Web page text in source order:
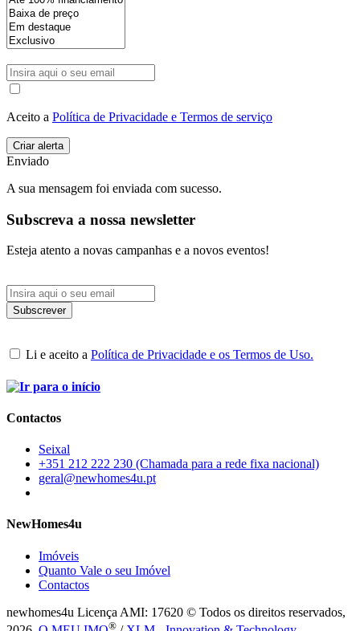
Aceito a Política de Privacidade e Termos de serviço
Enviado
A sua mensagem foi enviada com sucesso.
Subscreva a nossa newsletter
Esteja atento a novas campanhas e a novos eventos!
Li e aceito a Política de Privacidade e os Termos de Uso.
Contactos
Seixal
+351 212 222 230 (Chamada para a rede fixa nacional)
geral@newhomes4u.pt
NewHomes4u
Imóveis
Quanto Vale o seu Imóvel
Contactos
newhomes4u Licença AMI: 17620 © Todos os direitos reservados,
®